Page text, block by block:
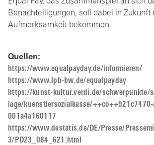
Benachteiligungen, soll dabei in Zukunft
Aufmerksamkeit bekommen.
Quellen:
https://www.equalpayday.de/informieren/
https://www.lpb-bw.de/equalpayday
https://kunst-kultur.verdi.de/schwerpunkte/
lage/kuenstlersozialkasse/
001a4a160117
https://www.destatis.de/DE/Presse/
3/PD23_084_621.html